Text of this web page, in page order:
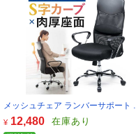
メッシュチェア ランバーサポート ...
¥ 12,480 在庫あり